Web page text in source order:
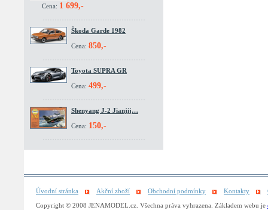
Cena: 1 699,-
Škoda Garde 1982
Cena: 850,-
Toyota SUPRA GR
Cena: 499,-
Shenyang J-2 Jianjij…
Cena: 150,-
Úvodní stránka Akční zboží Obchodní podmínky Kontakty
Copyright © 2008 JENAMODEL.cz. Všechna práva vyhrazena. Základem webu je